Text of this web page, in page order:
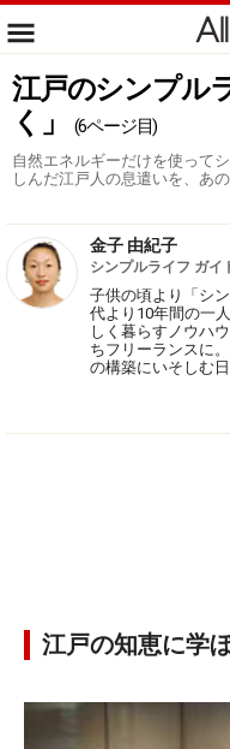
江戸のシンプル
く」
(6ページ目)
自然エネルギーだけを使って
しんだ江戸人の息遣いを、あ
金子 由紀子
シンプルライフ ガイ
子供の頃より「シ
代より10年間の一
しく暮らすノウハ
ちフリーランスに
の構築にいそしむ日
江戸の知恵に学